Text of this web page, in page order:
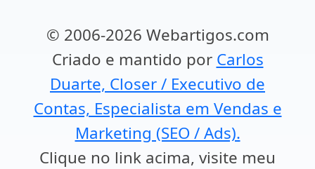
© 2006-2026 Webartigos.com
Criado e mantido por Carlos
Duarte, Closer / Executivo de
Contas, Especialista em Vendas e
Marketing (SEO / Ads).
Clique no link acima, visite meu